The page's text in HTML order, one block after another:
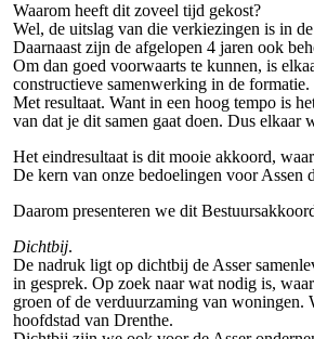
Waarom heeft dit zoveel tijd gekost?
Wel, de uitslag van die verkiezingen is in
Daarnaast zijn de afgelopen 4 jaren ook
Om dan goed voorwaarts te kunnen, is
constructieve samenwerking in de formatie.
Met resultaat. Want in een hoog tempo is
van dat je dit samen gaat doen. Dus elkaar
Het eindresultaat is dit mooie akkoord,
De kern van onze bedoelingen voor Assen
Daarom presenteren we dit
Dichtbij.
De nadruk ligt op dichtbij de Asser
in gesprek. Op zoek naar wat nodig is,
groen of de verduurzaming van woningen.
hoofdstad van Drenthe.